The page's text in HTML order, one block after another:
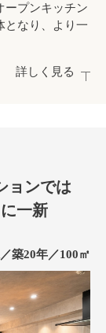
ープンキッチン
となり、より一
詳しく見る
ョンでは
一新
築20年／100㎡